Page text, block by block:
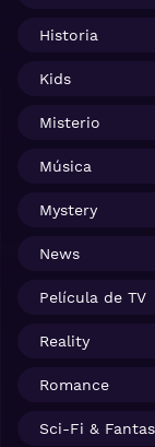
Historia
Kids
Misterio
Música
Mystery
News
Película de TV
Reality
Romance
Sci-Fi &